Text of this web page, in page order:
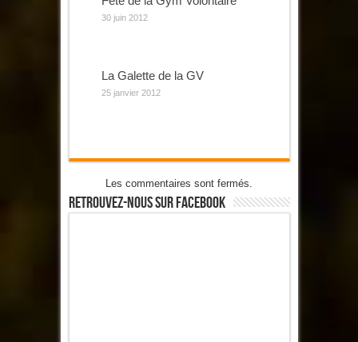
30 juin 2012
La Galette de la GV
25 janvier 2012
Les commentaires sont fermés.
Retrouvez-Nous Sur Facebook